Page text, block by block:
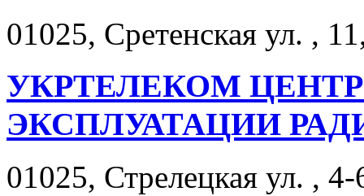
01025, Сретенская ул. ,
УКРТЕЛЕКОМ
ЭКСПЛУАТАЦИИ
01025, Стрелецкая ул. ,